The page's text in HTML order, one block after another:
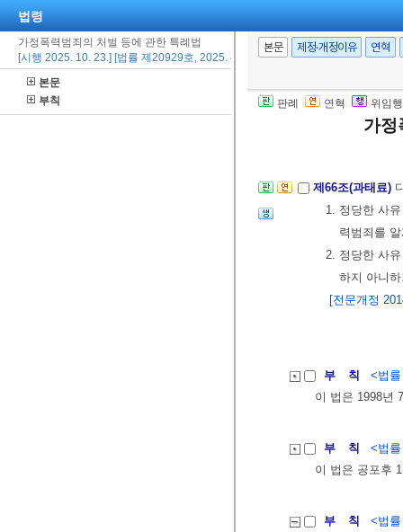
법령
가정폭력범죄의 처벌 등에 관한 특례법
[시행 2025. 10. 23.] [법률 제20929호, 2025. 4. 22., 타법개정]
본문
부칙
본문 제정·개정이유 연혁
판례 연혁 위임
가정
3. 정당한 사
르지 아니
4. 삭제
[전문개정
제66조(과태료)
1. 정당한 사
력범죄를
2. 정당한 사
하지 아니
[전문개정
부 칙
<법
이 법은 1998년
부 칙
<법
이 법은 공포후
부 칙
<법